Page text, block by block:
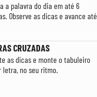
a palavra do dia em até 6
Observe as dicas e avance até
CRUZADAS
as dicas e monte o tabuleiro
letra, no seu ritmo.